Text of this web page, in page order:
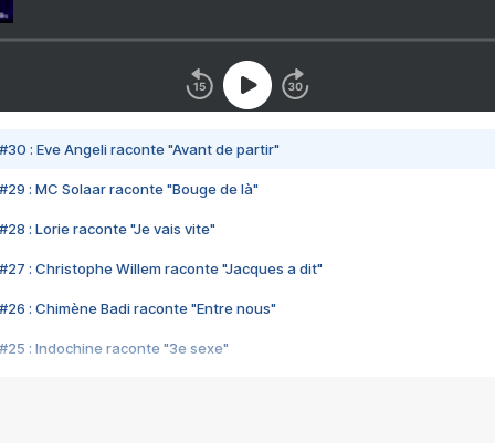
#30 : Eve Angeli raconte "Avant de partir"
#29 : MC Solaar raconte "Bouge de là"
#28 : Lorie raconte "Je vais vite"
#27 : Christophe Willem raconte "Jacques a dit"
#26 : Chimène Badi raconte "Entre nous"
#25 : Indochine raconte "3e sexe"